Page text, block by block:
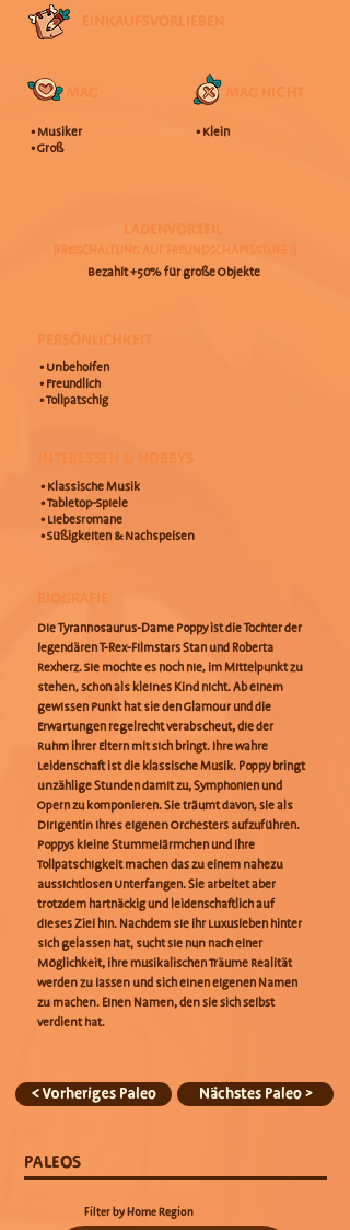
EINKAUFSVORLIEBEN
MAG
• Musiker
• Groß
MAG NICHT
• Klein
LADENVORTEIL
(FREISCHALTUNG AUF FREUNDSCHAFTSSTUFE 1)
Bezahlt +50% für große Objekte
PERSÖNLICHKEIT
• Unbeholfen
• Freundlich
• Tollpatschig
INTERESSEN & HOBBYS
• Klassische Musik
• Tabletop-Spiele
• Liebesromane
• Süßigkeiten & Nachspeisen
BIOGRAFIE
Die Tyrannosaurus-Dame Poppy ist die Tochter der
legendären T-Rex-Filmstars Stan und Roberta
Rexherz. Sie mochte es noch nie, im Mittelpunkt zu
stehen, schon als kleines Kind nicht. Ab einem
gewissen Punkt hat sie den Glamour und die
Erwartungen regelrecht verabscheut, die der
Ruhm ihrer Eltern mit sich bringt. Ihre wahre
Leidenschaft ist die klassische Musik. Poppy bringt
unzählige Stunden damit zu, Symphonien und
Opern zu komponieren. Sie träumt davon, sie als
Dirigentin ihres eigenen Orchesters aufzuführen.
Poppys kleine Stummelärmchen und ihre
Tollpatschigkeit machen das zu einem nahezu
aussichtlosen Unterfangen. Sie arbeitet aber
trotzdem hartnäckig und leidenschaftlich auf
dieses Ziel hin. Nachdem sie ihr Luxusleben hinter
sich gelassen hat, sucht sie nun nach einer
Möglichkeit, ihre musikalischen Träume Realität
werden zu lassen und sich einen eigenen Namen
zu machen. Einen Namen, den sie sich selbst
verdient hat.
< Vorheriges Paleo Nächstes Paleo >
PALEOS
Filter by Home Region